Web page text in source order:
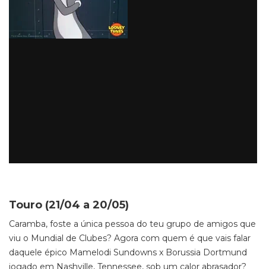
Touro (21/04 a 20/05)
Caramba, foste a única pessoa do teu grupo de amigos que
viu o Mundial de Clubes? Agora com quem é que vais falar
daquele épico Mamelodi Sundowns x Borussia Dortmund
jogado em Nashville, Tennessee, sob um calor abrasador?